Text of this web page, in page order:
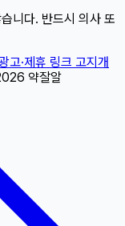
니다. 반드시 의사 또
고·제휴 링크 고지 개
약잘알